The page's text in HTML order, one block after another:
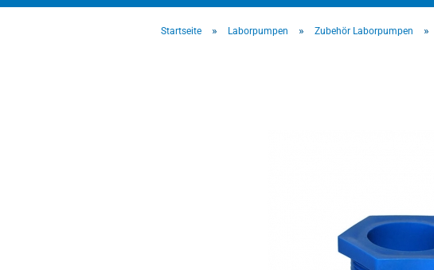
Startseite » Laborpumpen » Zubehör Laborpumpen »